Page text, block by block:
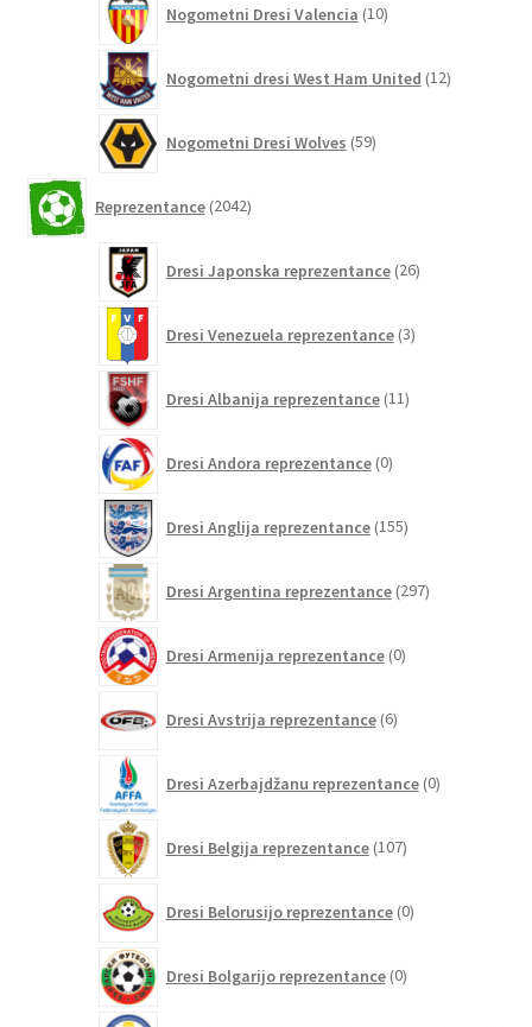
Nogometni Dresi Valencia 10izdelkov
Nogometni dresi West Ham United 12izdelkov
Nogometni Dresi Wolves 59izdelkov
Reprezentance 2042izdelkov
Dresi Japonska reprezentance 26izdelkov
Dresi Venezuela reprezentance 3izdelki
Dresi Albanija reprezentance 11izdelkov
Dresi Andora reprezentance 0izdelkov
Dresi Anglija reprezentance 155izdelkov
Dresi Argentina reprezentance 297izdelkov
Dresi Armenija reprezentance 0izdelkov
Dresi Avstrija reprezentance 6izdelkov
Dresi Azerbajdžanu reprezentance 0izdelkov
Dresi Belgija reprezentance 107izdelkov
Dresi Belorusijo reprezentance 0izdelkov
Dresi Bolgarijo reprezentance 0izdelkov